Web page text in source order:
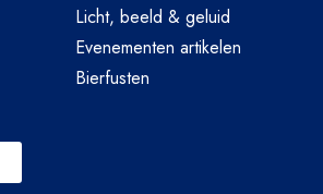
Licht, beeld & geluid
Evenementen artikelen
Bierfusten